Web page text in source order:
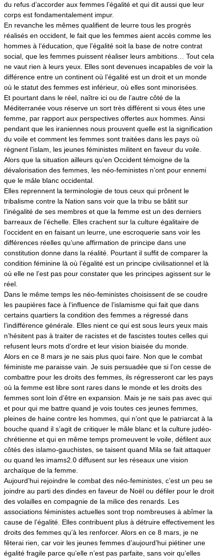
du refus d’accorder aux femmes l’égalité et qui dit aussi que leur
corps est fondamentalement impur.
En revanche les mêmes qualifient de leurre tous les progrès
réalisés en occident, le fait que les femmes aient accès comme les
hommes à l’éducation, que l’égalité soit la base de notre contrat
social, que les femmes puissent réaliser leurs ambitions… Tout cela
ne vaut rien à leurs yeux. Elles sont devenues incapables de voir la
différence entre un continent où l’égalité est un droit et un monde
où le statut des femmes est inférieur, où elles sont minorisées.
Et pourtant dans le réel, naître ici ou de l’autre côté de la
Méditerranée vous réserve un sort très différent si vous êtes une
femme, par rapport aux perspectives offertes aux hommes. Ainsi
pendant que les iraniennes nous prouvent quelle est la signification
du voile et comment les femmes sont traitées dans les pays où
règnent l’islam, les jeunes féministes militent en faveur du voile.
Alors que la situation ailleurs qu’en Occident témoigne de la
dévalorisation des femmes, les néo-feministes n’ont pour ennemi
que le mâle blanc occidental.
Elles reprennent la terminologie de tous ceux qui prônent le
tribalisme contre la Nation sans voir que la tribu se bâtit sur
l’inégalité de ses membres et que la femme est un des derniers
barreaux de l’échelle. Elles crachent sur la culture égalitaire de
l’occident en en faisant un leurre, une escroquerie sans voir les
différences réelles qu’une affirmation de principe dans une
constitution donne dans la réalité. Pourtant il suffit de comparer la
condition féminine là où l’égalité est un principe civilisationnel et là
où elle ne l’est pas pour constater que les principes agissent sur le
réel.
Dans le même temps les néo-feministes choisissent de se coudre
les paupières face à l‘influence de l’islamisme qui fait que dans
certains quartiers la condition des femmes a régressé dans
l’indifférence générale. Elles nient ce qui est sous leurs yeux mais
n’hésitent pas à traiter de racistes et de fascistes toutes celles qui
refusent leurs mots d’ordre et leur vision biaisée du monde.
Alors en ce 8 mars je ne sais plus quoi faire. Non que le combat
féministe me paraisse vain. Je suis persuadée que si l’on cesse de
combattre pour les droits des femmes, ils régresseront car les pays
où la femme est libre sont rares dans le monde et les droits des
femmes sont loin d’être en expansion. Mais je ne sais pas avec qui
et pour qui me battre quand je vois toutes ces jeunes femmes,
pleines de haine contre les hommes, qui n’ont que le patriarcat à la
bouche quand il s’agit de critiquer le mâle blanc et la culture judéo-
chrétienne et qui en même temps promeuvent le voile, défilent aux
côtés des islamo-gauchistes, se taisent quand Mila se fait attaquer
ou quand les imams2.0 diffusent sur les réseaux une vision
archaïque de la femme.
Aujourd’hui rejoindre le combat des néo-feministes, c’est un peu se
joindre au parti des dindes en faveur de Noël ou défiler pour le droit
des volailles en compagnie de la milice des renards. Les
associations féministes actuelles sont trop nombreuses à abîmer la
cause de l’égalité. Elles contribuent plus à détruire effectivement les
droits des femmes qu’à les renforcer. Alors en ce 8 mars, je ne
fêterai rien, car voir les jeunes femmes d’aujourd’hui piétiner une
égalité fragile parce qu’elle n’est pas parfaite, sans voir qu’elles